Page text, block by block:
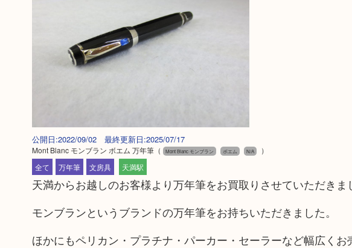
公開日:2022/09/02 最終更新日:2025/07/17
Mont Blanc モンブラン ボエム 万年筆（ Mont Blanc モンブラン ボエム N/A
）
全て
万年筆 文房具 天満駅
天満からお越しのお客様より万年筆をお買取りさせていただきま
モンブランというブランドの万年筆をお持ちいただきました。
ほかにもペリカン・プラチナ・パーカー・セーラーなど幅広くお